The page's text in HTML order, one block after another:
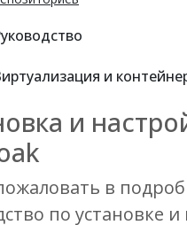
и
и
в
по установке и